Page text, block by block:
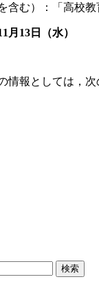
を含む）：「高校
月13日（水）
情報としては，次